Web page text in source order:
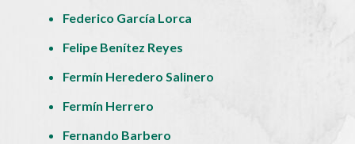
Federico García Lorca
Felipe Benítez Reyes
Fermín Heredero Salinero
Fermín Herrero
Fernando Barbero